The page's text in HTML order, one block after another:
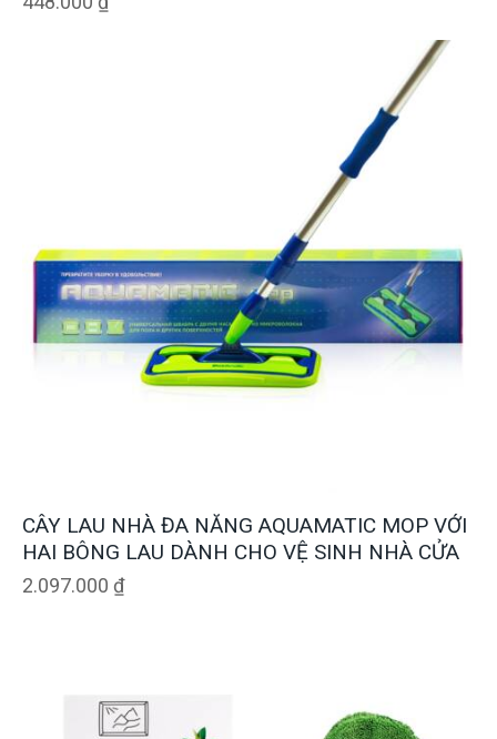
CÂY LAU NHÀ ĐA NĂNG AQUAMATIC MOP VỚI
HAI BÔNG LAU DÀNH CHO VỆ SINH NHÀ CỬA
2.097.000 ₫